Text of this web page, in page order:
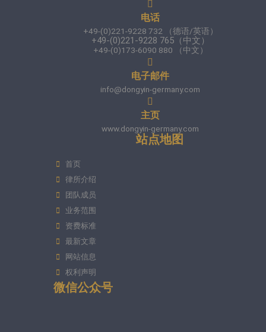
电话
+49-(0)221-9228 732 （德语/英语）
+49-(0)221-9228 765（中文）
+49-(0)173-6090 880 （中文）
电子邮件
info@dongyin-germany.com
主页
www.dongyin-germany.com
站点地图
首页
律所介绍
团队成员
业务范围
资费标准
最新文章
网站信息
权利声明
微信公众号